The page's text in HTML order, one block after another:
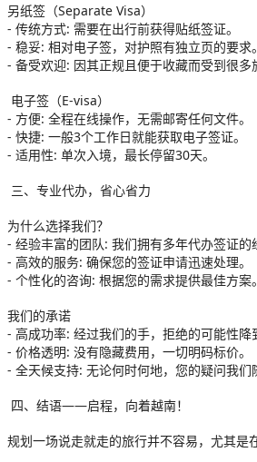
另纸签（Separate Visa）
- 传统方式: 需要在出行前获得贴纸签证。
- 稳妥: 相对电子签，对护照有独立页的要求。
- 备受欢迎: 因其正规且便于收藏而受到很多
电子签（E-visa）
- 方便: 全程在线操作，无需邮寄任何文件。
- 快捷: 一般3个工作日就能获取电子签证。
- 适用性: 单次入境，最长停留30天。
三、专业代办，省心省力
为什么选择我们？
- 经验丰富的团队: 我们拥有多年代办签证的
- 高效的服务: 确保您的签证申请迅速处理。
- 个性化的咨询: 根据您的需求提供最佳方案。
我们的承诺
- 高成功率: 经过我们的手，拒绝的可能性降
- 价格透明: 没有隐藏费用，一切明码标价。
- 全天候支持: 无论何时何地，您的疑问我们
四、结语——启程，向着越南！
规划一场说走就走的旅行并不容易，尤其